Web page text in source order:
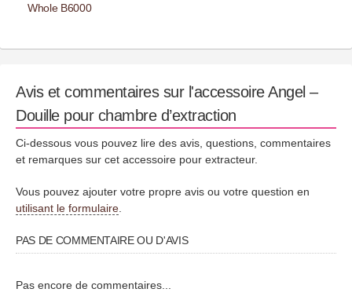
Whole B6000
Avis et commentaires sur l'accessoire Angel –
Douille pour chambre d’extraction
Ci-dessous vous pouvez lire des avis, questions, commentaires
et remarques sur cet accessoire pour extracteur.
Vous pouvez ajouter votre propre avis ou votre question en
utilisant le formulaire
PAS DE COMMENTAIRE OU D'AVIS
Pas encore de commentaires...